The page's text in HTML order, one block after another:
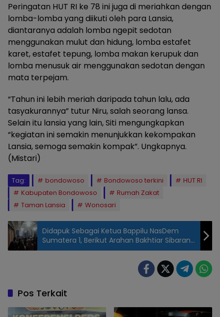
Peringatan HUT RI ke 78 ini juga di meriahkan dengan
lomba-lomba yang diikuti oleh para Lansia,
diantaranya adalah lomba ngepit sedotan
menggunakan mulut dan hidung, lomba estafet
karet, estafet tepung, lomba makan kerupuk dan
lomba menusuk air menggunakan sedotan dengan
mata terpejam.
“Tahun ini lebih meriah daripada tahun lalu, ada
tasyakurannya” tutur Niru, salah seorang lansa.
Selain itu lansia yang lain, Siti mengungkapkan
“kegiatan ini semakin menunjukkan kekompakan
Lansia, semoga semakin kompak”. Ungkapnya.
(Mistari)
Tag: bondowoso Bondowoso terkini
HUT RI
Kabupaten Bondowoso
Rumah Zakat
Taman Lansia
Wonosari
Didapuk Sebagai Ketua Bappilu NasDem
Sumatera 1, Berikut Arahan Bakhtiar Sibarani
di Padangsidimpuan
Pos Terkait